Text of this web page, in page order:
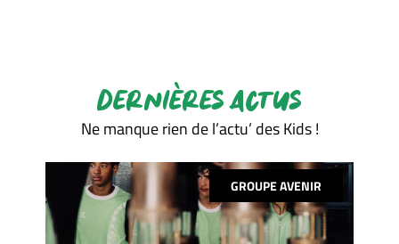
DERNIÈRES ACTUS
Ne manque rien de l’actu’ des Kids !
GROUPE AVENIR